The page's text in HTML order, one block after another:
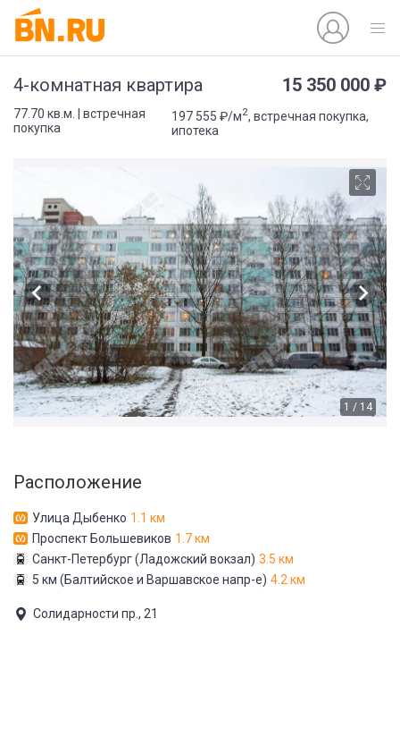
4-комнатная квартира 15 350 000 ₽
77.70 кв.м. | встречная
покупка
197 555 ₽/м2, встречная покупка,
ипотека
1 / 14
Расположение
Улица Дыбенко 1.1 км
Проспект Большевиков 1.7 км
Санкт-Петербург (Ладожский вокзал) 3.5 км
5 км (Балтийское и Варшавское напр-е) 4.2 км
Солидарности пр., 21